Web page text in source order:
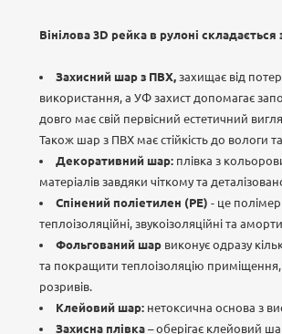
Вінілова 3D рейка в рулоні складається
Захисний шар з ПВХ, захищає від
використання, а УФ захист допомагає
довго має свій первісний естетичний
Також шар з ПВХ має стійкість до вологи
Декоративний шар: плівка з
матеріалів завдяки чіткому та
Спінений поліетилен (РЕ) - це
теплоізоляційні, звукоізоляційні та
Фольгований шар виконує одразу
та покращити теплоізоляцію приміщення,
розривів.
Клейовий шар: нетоксична основа з
Захисна плівка – оберігає клейовий